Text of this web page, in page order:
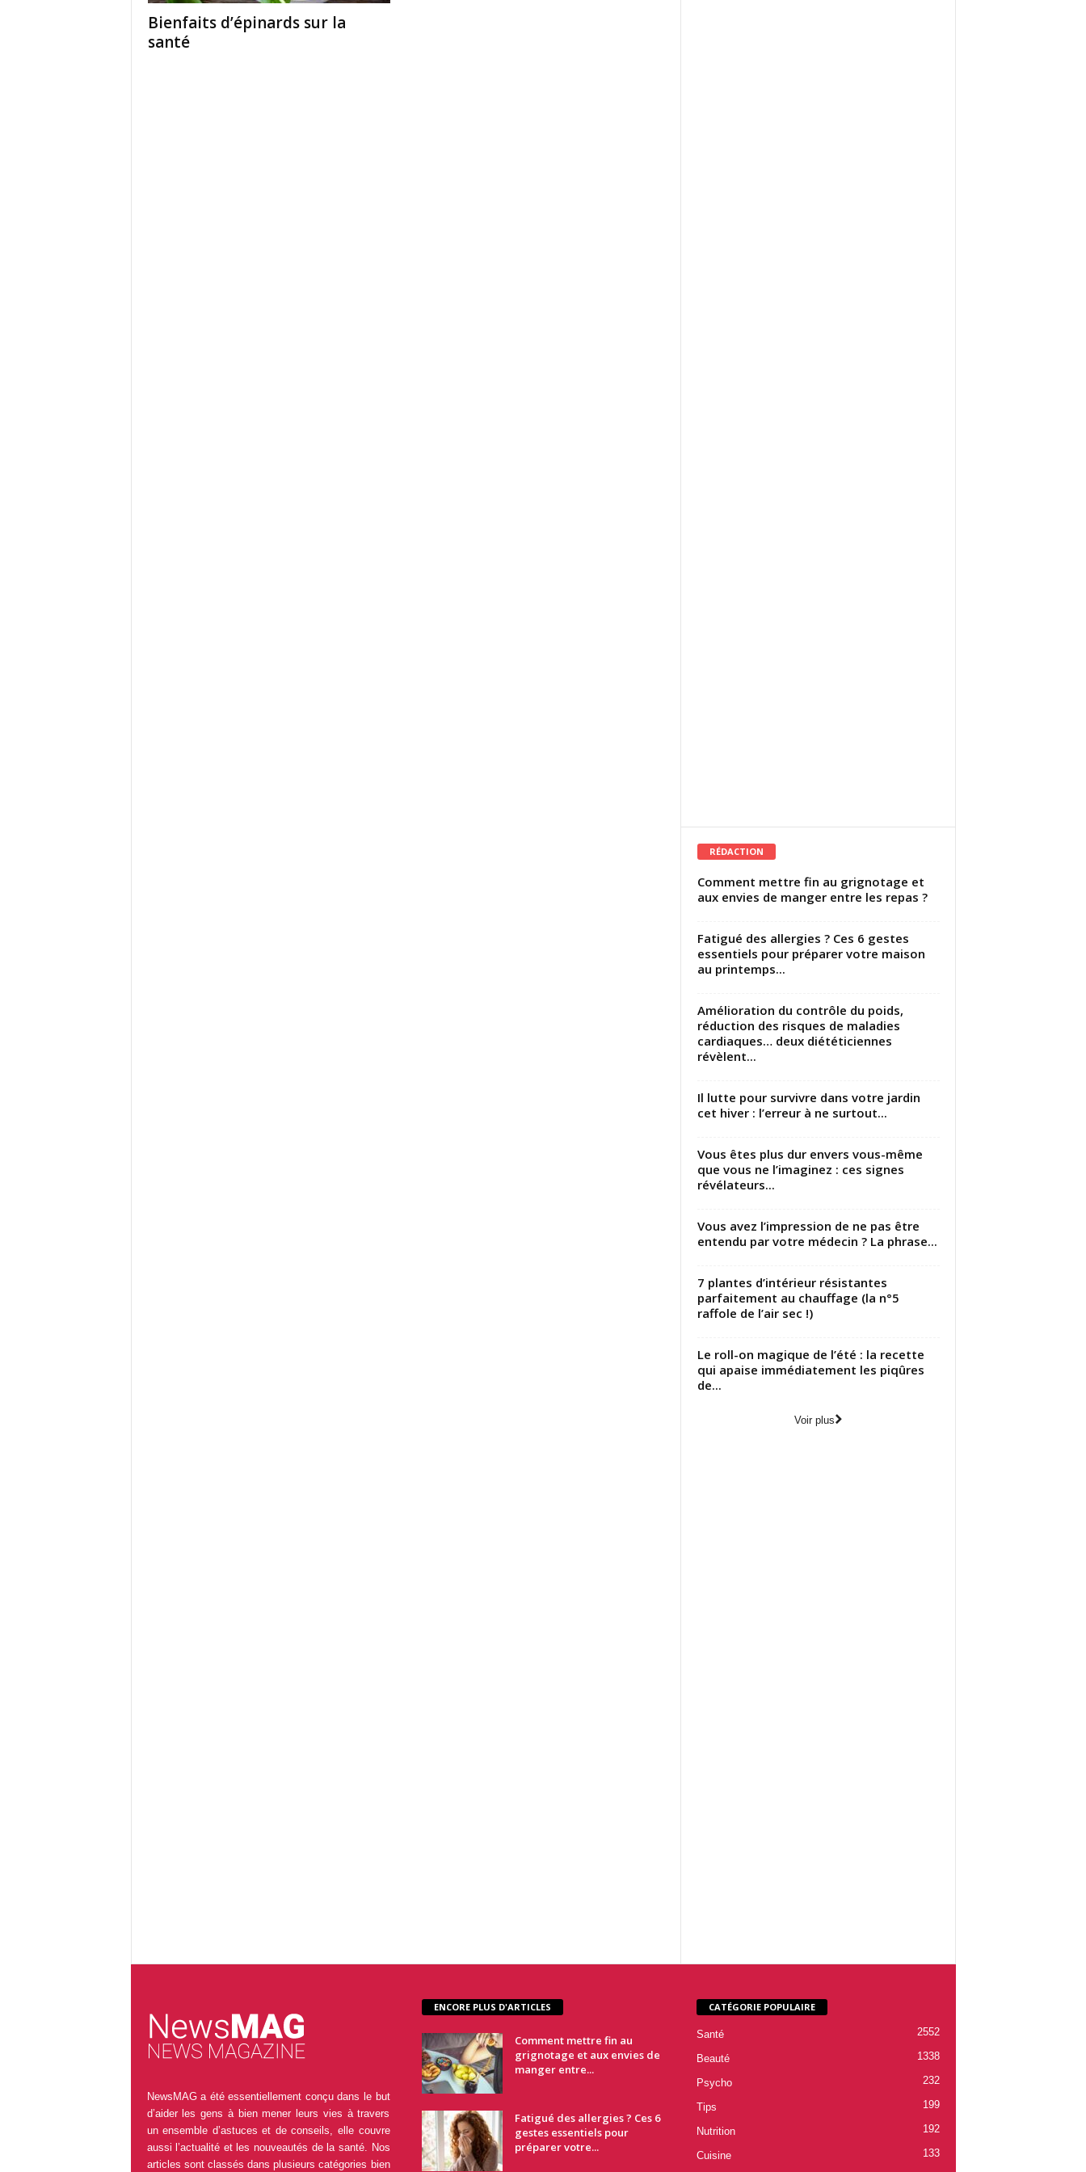
Bienfaits d’épinards sur la
santé
RÉDACTION
Comment mettre fin au grignotage et
aux envies de manger entre les repas ?
Fatigué des allergies ? Ces 6 gestes
essentiels pour préparer votre maison
au printemps...
Amélioration du contrôle du poids,
réduction des risques de maladies
cardiaques… deux diététiciennes
révèlent...
Il lutte pour survivre dans votre jardin
cet hiver : l’erreur à ne surtout...
Vous êtes plus dur envers vous-même
que vous ne l’imaginez : ces signes
révélateurs...
Vous avez l’impression de ne pas être
entendu par votre médecin ? La phrase...
7 plantes d’intérieur résistantes
parfaitement au chauffage (la n°5
raffole de l’air sec !)
Le roll-on magique de l’été : la recette
qui apaise immédiatement les piqûres
de...
Voir plus
NewsMAG a été essentiellement conçu dans le but
d’aider les gens à bien mener leurs vies à travers
un ensemble d’astuces et de conseils, elle couvre
aussi l’actualité et les nouveautés de la santé. Nos
articles sont classés dans plusieurs catégories bien
ENCORE PLUS D'ARTICLES
Comment mettre fin au
grignotage et aux envies de
manger entre...
Fatigué des allergies ? Ces 6
gestes essentiels pour
préparer votre...
CATÉGORIE POPULAIRE
Santé 2552
Beauté 1338
Psycho 232
Tips 199
Nutrition 192
Cuisine
133